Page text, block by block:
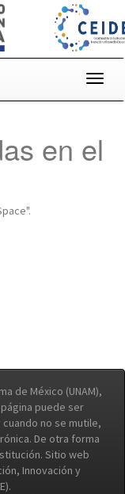
en el
de México (UNAM),
puede ser
no se mutile,
De otra forma
Sitio web
Innovación y